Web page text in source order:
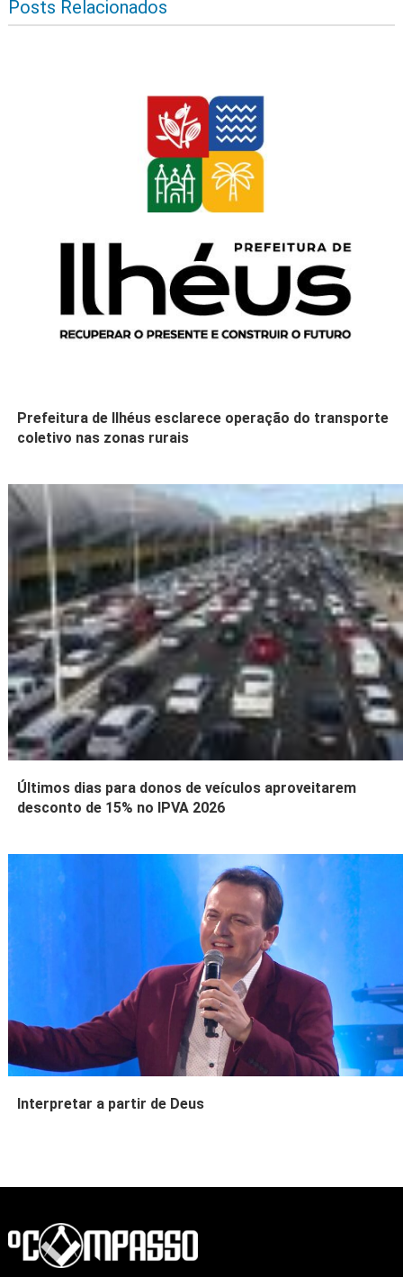
Posts Relacionados
Prefeitura de Ilhéus esclarece operação do transporte
coletivo nas zonas rurais
Últimos dias para donos de veículos aproveitarem
desconto de 15% no IPVA 2026
Interpretar a partir de Deus